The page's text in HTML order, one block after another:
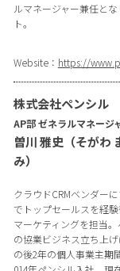
ルマネージャー兼任と
ト。
Website： https://
株式会社ペンシル
AP部 ゼネラルマネージ
曽川 雅史（そがわ
み）
クラウドCRMベンダー
でトップセールスを経
マーケティングを担当
の協業ビジネス立ち上
の後2年の個人事業主期